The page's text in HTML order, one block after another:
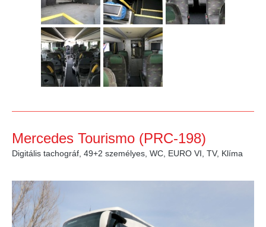
Mercedes Tourismo (PRC-198)
Digitális tachográf, 49+2 személyes, WC, EURO VI, TV, Klíma